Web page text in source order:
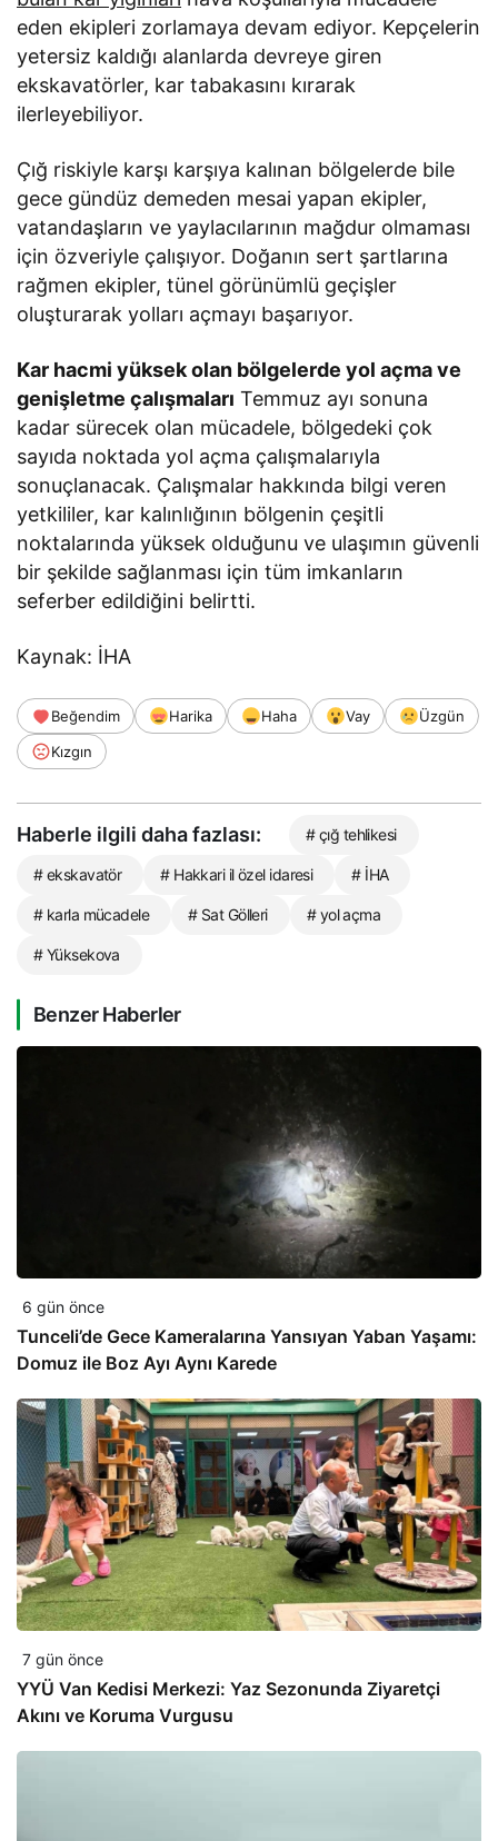
eden ekipleri zorlamaya devam ediyor. Kepçelerin
yetersiz kaldığı alanlarda devreye giren
ekskavatörler, kar tabakasını kırarak
ilerleyebiliyor.
Çığ riskiyle karşı karşıya kalınan bölgelerde bile
gece gündüz demeden mesai yapan ekipler,
vatandaşların ve yaylacılarının mağdur olmaması
için özveriyle çalışıyor. Doğanın sert şartlarına
rağmen ekipler, tünel görünümlü geçişler
oluşturarak yolları açmayı başarıyor.
Kar hacmi yüksek olan bölgelerde yol açma ve
genişletme çalışmaları Temmuz ayı sonuna
kadar sürecek olan mücadele, bölgedeki çok
sayıda noktada yol açma çalışmalarıyla
sonuçlanacak. Çalışmalar hakkında bilgi veren
yetkililer, kar kalınlığının bölgenin çeşitli
noktalarında yüksek olduğunu ve ulaşımın güvenli
bir şekilde sağlanması için tüm imkanların
seferber edildiğini belirtti.
Kaynak: İHA
Beğendim Harika Haha Vay
Üzgün
Kızgın
Haberle ilgili daha fazlası: # çığ tehlikesi
# ekskavatör # Hakkari il özel idaresi # İHA
# karla mücadele # Sat Gölleri # yol açma
# Yüksekova
Benzer Haberler
6 gün önce
Tunceli’de Gece Kameralarına Yansıyan Yaban Yaşamı:
Domuz ile Boz Ayı Aynı Karede
7 gün önce
YYÜ Van Kedisi Merkezi: Yaz Sezonunda Ziyaretçi
Akını ve Koruma Vurgusu